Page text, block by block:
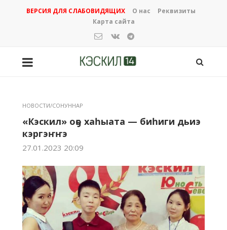
ВЕРСИЯ ДЛЯ СЛАБОВИДЯЩИХ О нас
Реквизиты
Карта сайта
НОВОСТИ/СОНУННАР
«Кэскил» оҕо хаһыата — биһиги дьиэ
кэргэҥҥэ
27.01.2023 20:09